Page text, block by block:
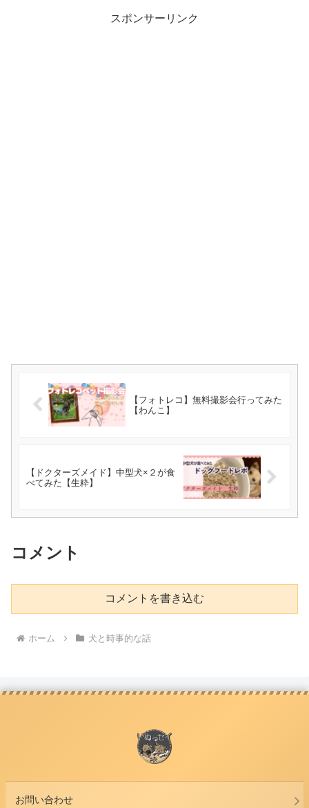
スポンサーリンク
【フォトレコ】無料撮影会行ってみた
【わんこ】
【ドクターズメイド】中型犬×２が食
べてみた【生粋】
コメント
コメントを書き込む
ホーム 犬と時事的な話
お問い合わせ